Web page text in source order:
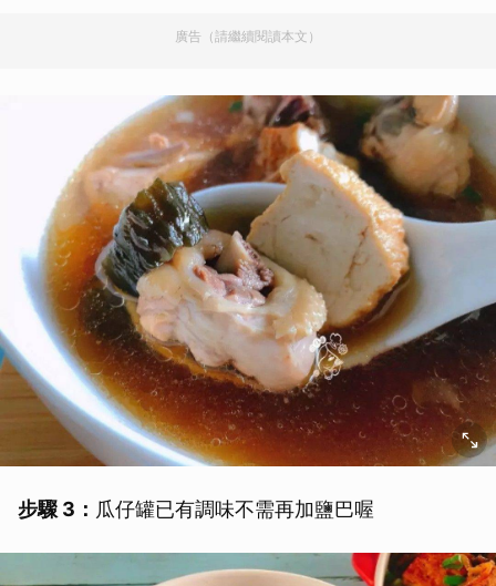
廣告（請繼續閱讀本文）
步驟 3： 瓜仔罐已有調味不需再加鹽巴喔